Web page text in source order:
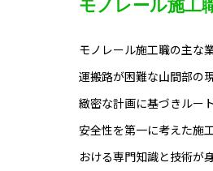
モノレール施工職の主な
運搬路が困難な山間部の
緻密な計画に基づきルー
安全性を第一に考えた施
おける専門知識と技術が